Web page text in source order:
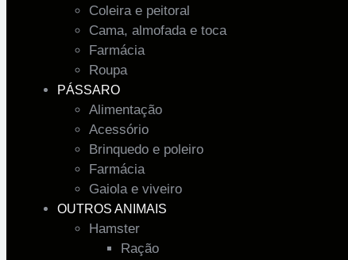
Coleira e peitoral
Cama, almofada e toca
Farmácia
Roupa
PÁSSARO
Alimentação
Acessório
Brinquedo e poleiro
Farmácia
Gaiola e viveiro
OUTROS ANIMAIS
Hamster
Ração